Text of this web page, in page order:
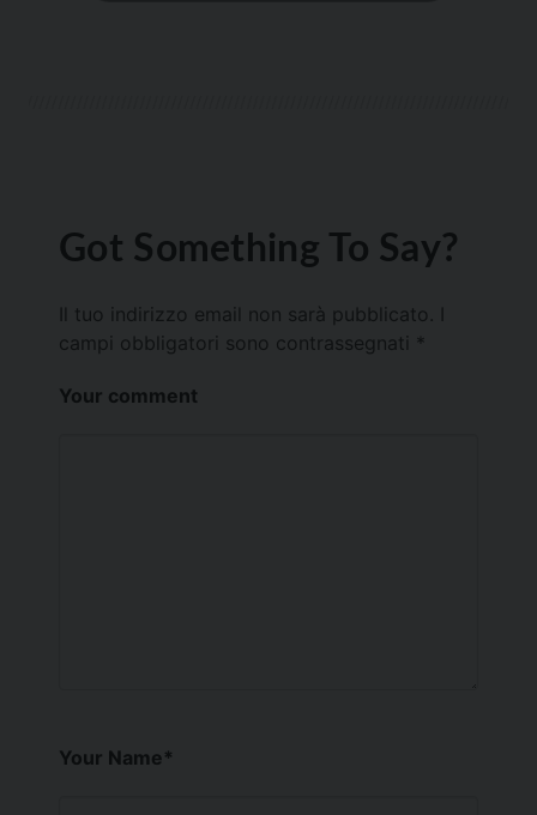
Got Something To Say?
Il tuo indirizzo email non sarà pubblicato.
campi obbligatori sono contrassegnati *
Your comment
Your Name*